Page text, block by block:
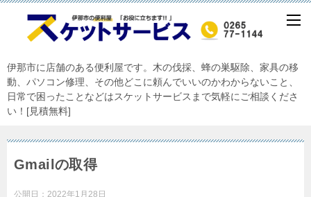
伊那市に店舗のある便利屋です。木の伐採、蜂の巣駆除、家具の移
動、パソコン修理、その他どこに頼んでいいのかわからないこと、
日常で困ったことなどはスケットサービスまで気軽にご相談くださ
い！[見積無料]
Gmailの取得
公開日： 2022年1月28日